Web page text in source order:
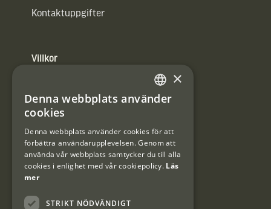
Kontaktuppgifter
Villkor
Användarvillkor
#Interjaktfamily
Kundklubb
Information om kundklubben.
SWEDISH
×
Denna webbplats använder
cookies
Denna webbplats använder cookies för att
förbättra användarupplevelsen. Genom att
använda vår webbplats samtycker du till alla
cookies i enlighet med vår cookiepolicy. Läs
mer
STRIKT NÖDVÄNDIGT